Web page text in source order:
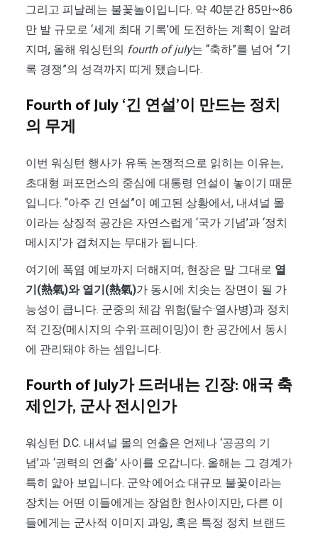
그리고 피날레는 불꽃놀이입니다. 약 40분간 85만~86
만 발 규모로 ‘세계 최대 기록’에 도전하는 계획이 알려
지며, 올해 워싱턴의 fourth of july는 “축하”를 넘어 “기
록 경쟁”의 성격까지 띠게 됐습니다.
Fourth of July ‘긴 연설’이 만드는 정치
의 무게
이번 워싱턴 행사가 유독 논쟁적으로 읽히는 이유는,
초대형 퍼포먼스의 중심에 대통령 연설이 놓이기 때문
입니다. “아주 긴 연설”이 예고된 상황에서, 내셔널 몰
이라는 상징적 공간은 자연스럽게 ‘국가 기념’과 ‘정치
메시지’가 겹쳐지는 무대가 됩니다.
여기에 폭염 예보까지 더해지며, 현장은 말 그대로 열
기(熱氣)와 열기(熱氣)가 동시에 치솟는 장면이 될 가
능성이 큽니다. 군중의 체감 위험(탈수·열사병)과 정치
적 긴장(메시지의 수위·프레이밍)이 한 공간에서 동시
에 관리돼야 하는 셈입니다.
Fourth of July가 드러내는 긴장: 애국 축
제인가, 군사 전시인가
워싱턴 D.C. 내셔널 몰의 연출은 언제나 ‘공공의 기
념’과 ‘권력의 연출’ 사이를 오갑니다. 올해는 그 경계가
특히 얇아 보입니다. 군악·에어쇼·대규모 불꽃이라는
장치는 어떤 이들에게는 장엄한 헌사이지만, 다른 이
들에게는 군사적 이미지 과잉, 혹은 특정 정치 브랜드